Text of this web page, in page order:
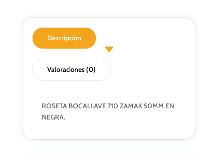
Descripción
Valoraciones (0)
ROSETA BOCALLAVE 710 ZAMAK 50MM EN
NEGRA.